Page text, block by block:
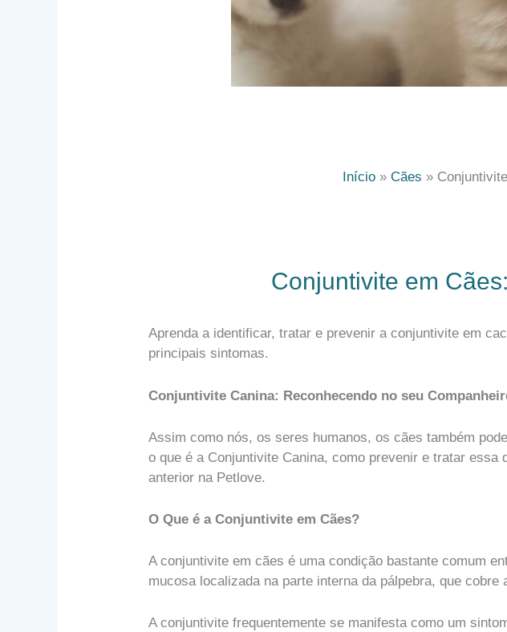
Início Cães
Conjuntivite em
Aprenda a identificar, tratar e prevenir a conjuntivite em
principais sintomas.
Conjuntivite Canina: Reconhecendo no seu
Assim como nós, os seres humanos, os cães também
o que é a Conjuntivite Canina, como prevenir e tratar
anterior na Petlove.
O Que é a Conjuntivite em Cães?
A conjuntivite em cães é uma condição bastante comum
mucosa localizada na parte interna da pálpebra, que
A conjuntivite frequentemente se manifesta como um